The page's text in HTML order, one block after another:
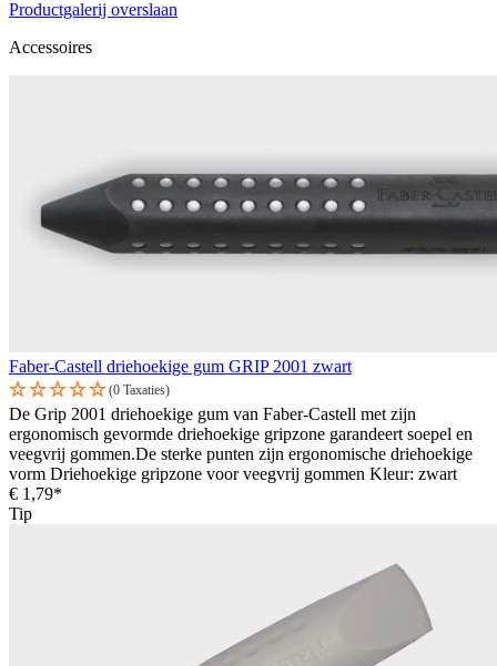
Productgalerij overslaan
Accessoires
Faber-Castell driehoekige gum GRIP 2001 zwart
(0 Taxaties)
De Grip 2001 driehoekige gum van Faber-Castell met zijn
ergonomisch gevormde driehoekige gripzone garandeert soepel en
veegvrij gommen.De sterke punten zijn ergonomische driehoekige
vorm Driehoekige gripzone voor veegvrij gommen Kleur: zwart
€ 1,79*
Tip